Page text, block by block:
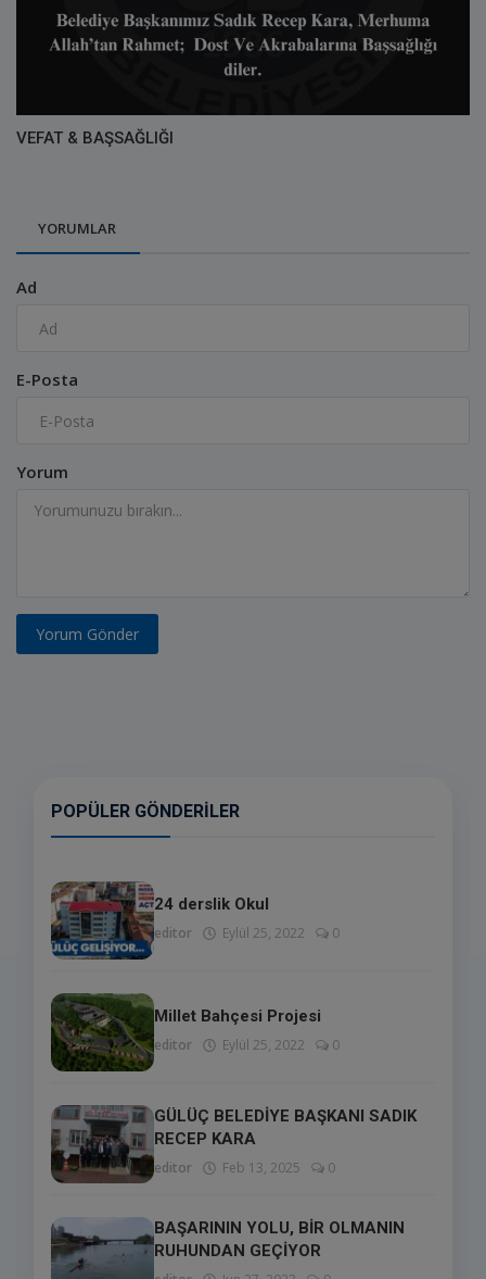
VEFAT & BAŞSAĞLIĞI
YORUMLAR
Ad
E-Posta
Yorum
Yorum Gönder
POPÜLER GÖNDERILER
24 derslik Okul
editor Eylül 25, 2022 0
Millet Bahçesi Projesi
editor Eylül 25, 2022 0
GÜLÜÇ BELEDİYE BAŞKANI SADIK
RECEP KARA
editor Feb 13, 2025 0
BAŞARININ YOLU, BİR OLMANIN
RUHUNDAN GEÇİYOR